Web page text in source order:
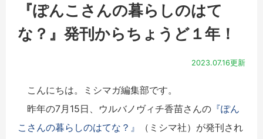
『ぽんこさんの暮らしのはて
な？』発刊からちょうど１年！
2023.07.16更新
こんにちは。ミシマガ編集部です。
昨年の7月15日、ウルバノヴィチ香苗さんの 『ぽん
こさんの暮らしのはてな？』
（ミシマ社）が発刊され